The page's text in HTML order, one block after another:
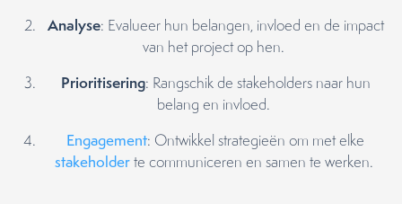
Analyse: Evalueer hun belangen, invloed en de impact
van het project op hen.
Prioritisering: Rangschik de stakeholders naar hun
belang en invloed.
Engagement: Ontwikkel strategieën om met elke
stakeholderte communiceren en samen te werken.